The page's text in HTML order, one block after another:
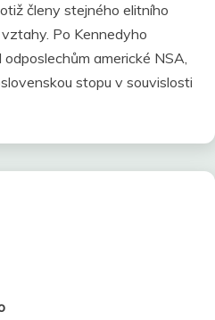
členy stejného elitního
Po Kennedyho
americké NSA,
stopu v souvislosti